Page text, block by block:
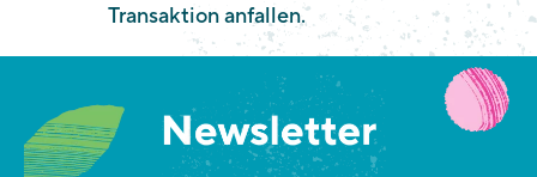
Transaktion anfallen.